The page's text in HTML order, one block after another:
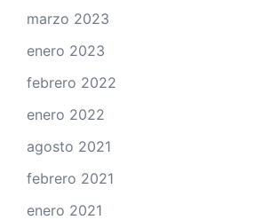
marzo 2023
enero 2023
febrero 2022
enero 2022
agosto 2021
febrero 2021
enero 2021